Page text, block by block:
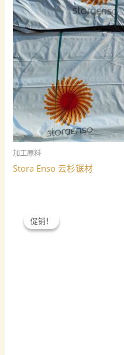
加工原料
Stora Enso 云杉锯材
促销！
促销！